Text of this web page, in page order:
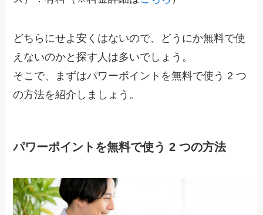
どちらにせよ安くはないので、どうにか無料で使
えないのかと探す人は多いでしょう。
そこで、まずはパワーポイントを無料で使う 2 つ
の方法を紹介しましょう。
パワーポイントを無料で使う 2 つの方法